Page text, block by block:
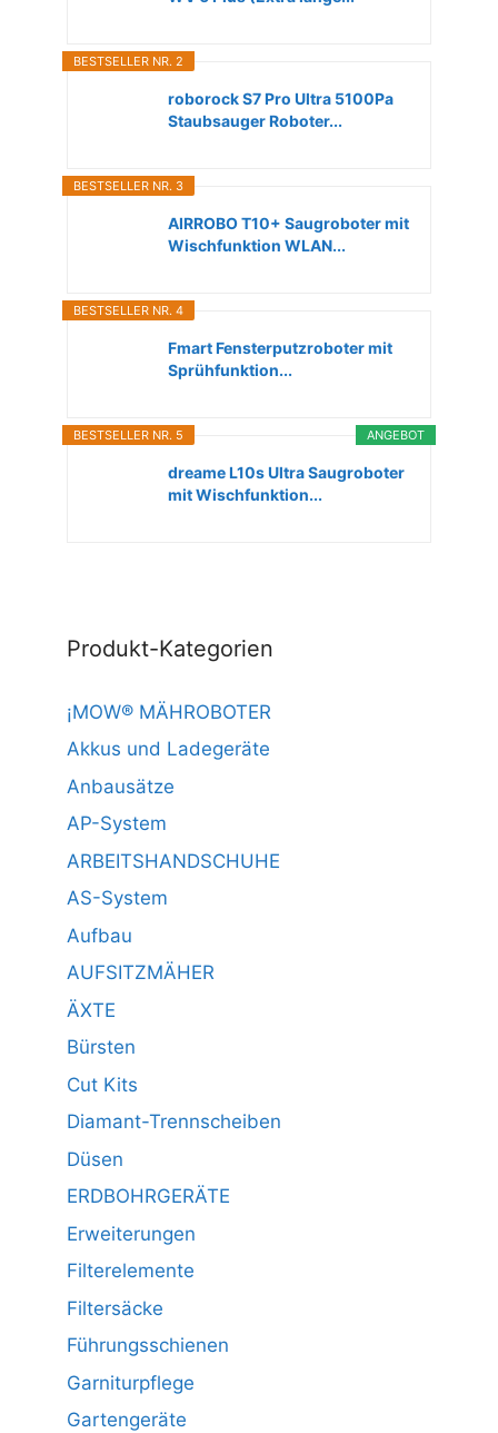
BESTSELLER NR. 2
roborock S7 Pro Ultra 5100Pa
Staubsauger Roboter...
BESTSELLER NR. 3
AIRROBO T10+ Saugroboter mit
Wischfunktion WLAN...
BESTSELLER NR. 4
Fmart Fensterputzroboter mit
Sprühfunktion...
ANGEBOT
BESTSELLER NR. 5
dreame L10s Ultra Saugroboter
mit Wischfunktion...
Produkt-Kategorien
¡MOW® MÄHROBOTER
Akkus und Ladegeräte
Anbausätze
AP-System
ARBEITSHANDSCHUHE
AS-System
Aufbau
AUFSITZMÄHER
ÄXTE
Bürsten
Cut Kits
Diamant-Trennscheiben
Düsen
ERDBOHRGERÄTE
Erweiterungen
Filterelemente
Filtersäcke
Führungsschienen
Garniturpflege
Gartengeräte